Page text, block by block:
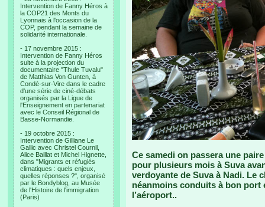
Intervention de Fanny Héros à
la COP21 des Monts du
Lyonnais à l'occasion de la
COP, pendant la semaine de
solidarité internationale.
- 17 novembre 2015 :
Intervention de Fanny Héros
suite à la projection du
documentaire "Thule Tuvalu"
de Matthias Von Gunten, à
Condé-sur-Vire dans le cadre
d'une série de ciné-débats
organisés par la Ligue de
l'Enseignement en partenariat
avec le Conseil Régional de
Basse-Normandie.
- 19 octobre 2015 :
Intervention de Gilliane Le
Gallic avec Christel Cournil,
Alice Baillat et Michel Hignette,
dans "Migrants et réfugiés
climatiques : quels enjeux,
quelles réponses ?", organisé
par le Bondyblog, au Musée
de l'Histoire de l'immigration
(Paris)
Ce samedi on passera une
pour plusieurs mois à Suva
verdoyante de Suva à Nadi. Le
néanmoins conduits à bon port
l’aéroport..